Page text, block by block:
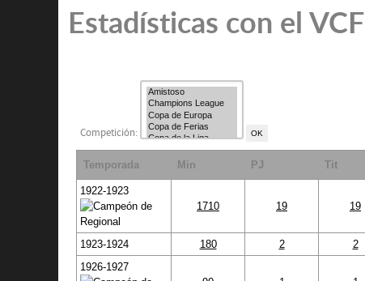
Estadísticas con el VCF
Competición:
Temporada Min PJ Tit
1922-1923
1710
19 19
1923-1924 180 2 2
1926-1927